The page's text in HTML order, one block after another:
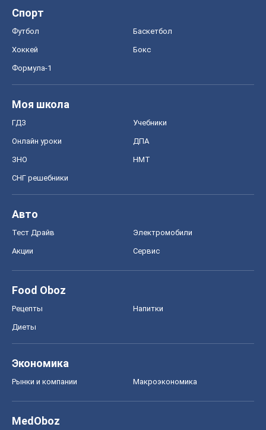
Спорт
Футбол Баскетбол
Хоккей Бокс
Формула-1
Моя школа
ГДЗ Учебники
Онлайн уроки ДПА
ЗНО НМТ
СНГ решебники
Авто
Тест Драйв Электромобили
Акции Сервис
Food Oboz
Рецепты Напитки
Диеты
Экономика
Рынки и компании Mакроэкономика
MedOboz